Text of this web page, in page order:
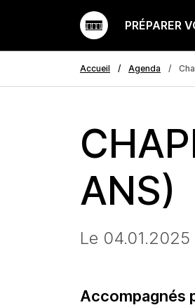
PRÉPARER
Accueil Agenda
ANS)
Le 04.01.2025
Accompagnés